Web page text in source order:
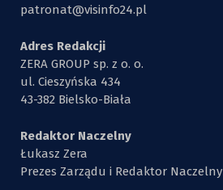
patronat@visinfo24.pl
Adres Redakcji
ZERA GROUP sp. z o. o.
ul. Cieszyńska 434
43-382 Bielsko-Biała
Redaktor Naczelny
Łukasz Zera
Prezes Zarządu i Redaktor Naczelny